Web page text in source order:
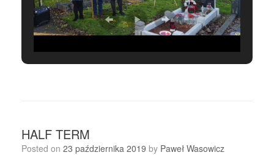
HALF TERM
Posted on 23 października 2019 by Paweł Wasowicz